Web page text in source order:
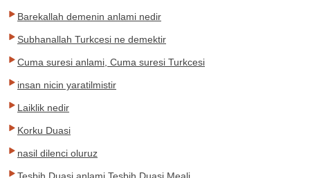
Barekallah demenin anlami nedir
Subhanallah Turkcesi ne demektir
Cuma suresi anlami, Cuma suresi Turkcesi
insan nicin yaratilmistir
Laiklik nedir
Korku Duasi
nasil dilenci oluruz